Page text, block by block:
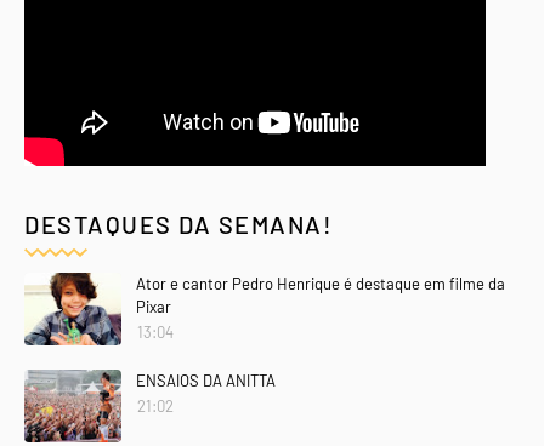
DESTAQUES DA SEMANA!
Ator e cantor Pedro Henrique é destaque em filme da
Pixar
13:04
ENSAIOS DA ANITTA
21:02